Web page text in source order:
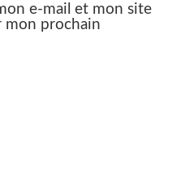
e-mail et mon site
mon prochain